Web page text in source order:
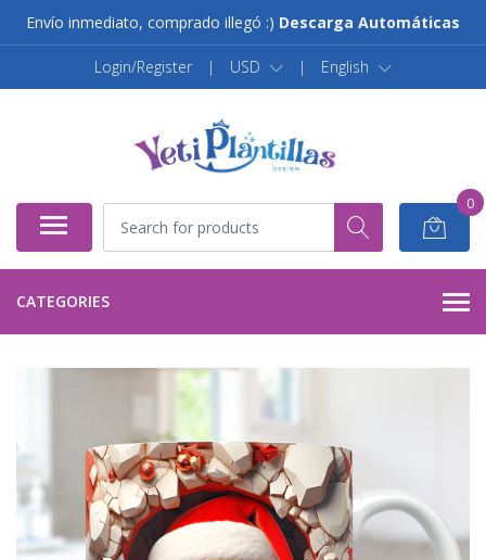
Envío inmediato, comprado illegó :) Descarga Automáticas
Login/Register | USD | English
0
CATEGORIES